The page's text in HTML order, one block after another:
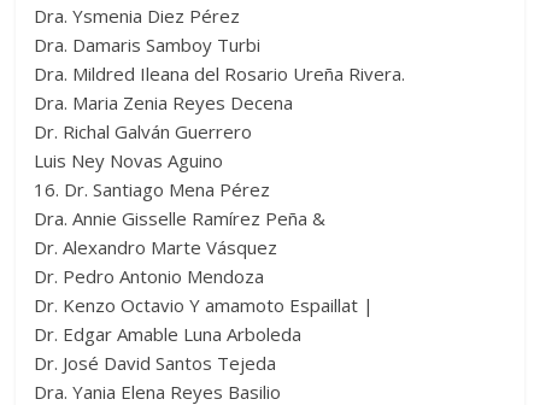
Dra. Ysmenia Diez Pérez
Dra. Damaris Samboy Turbi
Dra. Mildred Ileana del Rosario Ureña Rivera.
Dra. Maria Zenia Reyes Decena
Dr. Richal Galván Guerrero
Luis Ney Novas Aguino
16. Dr. Santiago Mena Pérez
Dra. Annie Gisselle Ramírez Peña &
Dr. Alexandro Marte Vásquez
Dr. Pedro Antonio Mendoza
Dr. Kenzo Octavio Y amamoto Espaillat |
Dr. Edgar Amable Luna Arboleda
Dr. José David Santos Tejeda
Dra. Yania Elena Reyes Basilio